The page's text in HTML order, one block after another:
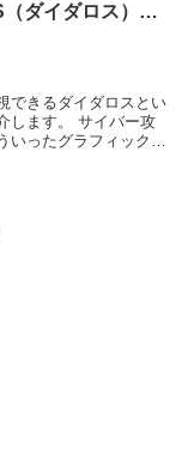
（ダイダロス）」
できるダイダロスとい
します。 サイバー攻
ったグラフィックで